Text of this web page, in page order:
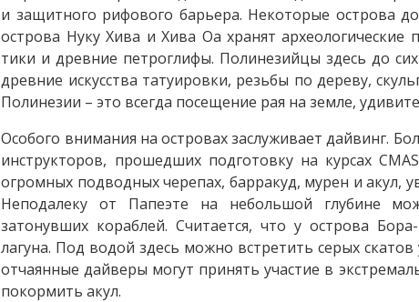
и защитного рифового барьера. Некоторые острова
острова Нуку Хива и Хива Оа хранят
тики и древние петроглифы. Полинезийцы здесь до
древние искусства татуировки, резьбы по дереву,
Полинезии – это всегда посещение рая на земле,
Особого внимания на островах заслуживает дайвинг.
инструкторов, прошедших подготовку на курсах
огромных подводных черепах, барракуд, мурен и акул,
Неподалеку от Папеэте на небольшой глубине
затонувших кораблей. Считается, что у острова
лагуна. Под водой здесь можно встретить серых
отчаянные дайверы могут принять участие в
покормить акул.